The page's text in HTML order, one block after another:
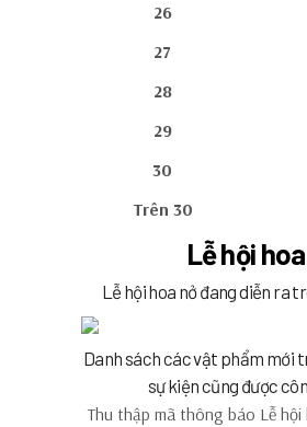
26
27
28
29
30
Trên 30
Lễ hội hoa
Lễ hội hoa nở đang diễn ra
Danh sách các vật phẩm mới
sự kiện cũng được
Thu thập mã thông báo Lễ hội